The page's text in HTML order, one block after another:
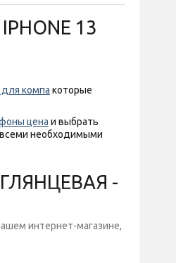
13
для компа которые
цена и выбрать
необходимыми
ГЛЯНЦЕВАЯ -
интернет-магазине,